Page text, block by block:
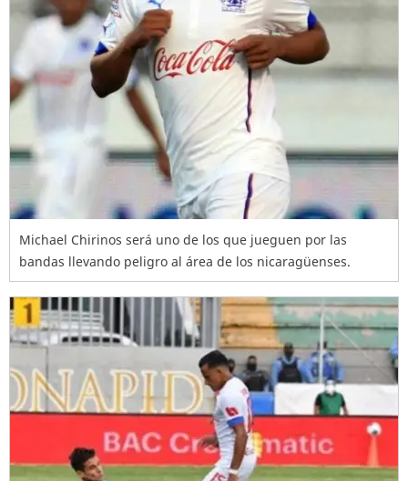
Michael Chirinos será uno de los que jueguen por las
bandas llevando peligro al área de los nicaragüenses.